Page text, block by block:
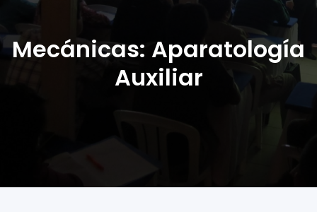
Mecánicas: Aparatología
Auxiliar